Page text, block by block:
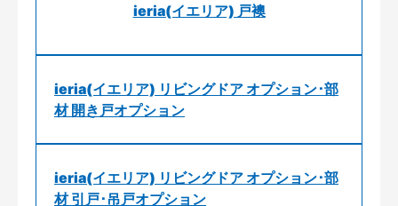
ieria(イエリア) 戸襖
ieria(イエリア) リビングドア オプション･部
材 開き戸オプション
ieria(イエリア) リビングドア オプション･部
材 引戸･吊戸オプション